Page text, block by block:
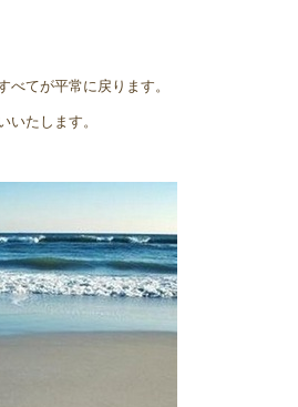
べてが平常に戻ります。
いたします。